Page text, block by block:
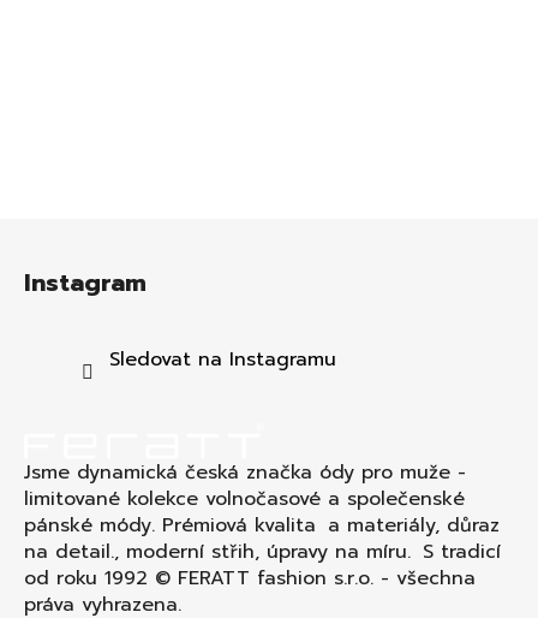
Instagram
Sledovat na Instagramu
Jsme dynamická česká značka ódy pro muže -
limitované kolekce volnočasové a společenské
pánské módy. Prémiová kvalita a materiály, důraz
na detail., moderní střih, úpravy na míru. S tradicí
od roku 1992 © FERATT fashion s.r.o. - všechna
práva vyhrazena.